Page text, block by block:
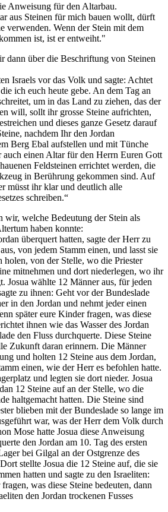
Anweisung für den Altarbau.
aus Steinen für mich bauen wollt, dürft
verwenden. Wenn der Stein mit dem
ist, ist er entweiht."
dann über die Beschriftung von Steinen
Israels vor das Volk und sagte: Achtet
ich euch heute gebe. An dem Tag an
um in das Land zu ziehen, das der
will, sollt ihr grosse Steine aufrichten,
und dieses ganze Gesetz darauf
nachdem Ihr den Jordan
Berg Ebal aufstellen und mit Tünche
einen Altar für den Herrn Euren Gott
Feldsteinen errichtet werden, die
in Berührung gekommen sind. Auf
müsst ihr klar und deutlich alle
schreiben.“
wir, welche Bedeutung der Stein als
haben konnte:
überquert hatten, sagte der Herr zu
von jedem Stamm einen, und lasst sie
holen, von der Stelle, wo die Priester
mitnehmen und dort niederlegen, wo ihr
Josua wählte 12 Männer aus, für jeden
zu ihnen: Geht vor der Bundeslade
in den Jordan und nehmt jeder einen
später eure Kinder fragen, was diese
ihnen wie das Wasser des Jordan
den Fluss durchquerte. Diese Steine
Zukunft daran erinnern. Die Männer
und holten 12 Steine aus dem Jordan,
einen, wie der Herr es befohlen hatte.
und legten sie dort nieder. Josua
12 Steine auf an der Stelle, wo die
haltgemacht hatten. Die Steine sind
blieben mit der Bundeslade so lange im
war, was der Herr dem Volk durch
Mose hatte Josua diese Anweisung
den Jordan am 10. Tag des ersten
bei Gilgal an der Ostgrenze des
stellte Josua die 12 Steine auf, die sie
hatten und sagte zu den Israeliten:
was diese Steine bedeuten, dann
den Jordan trockenen Fusses